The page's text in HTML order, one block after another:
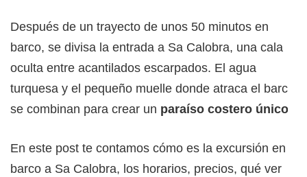
Después de un trayecto de unos 50 minutos en
barco, se divisa la entrada a Sa Calobra, una cala
oculta entre acantilados escarpados. El agua
turquesa y el pequeño muelle donde atraca el barco
se combinan para crear un paraíso costero único.
En este post te contamos cómo es la excursión en
barco a Sa Calobra, los horarios, precios, qué ver